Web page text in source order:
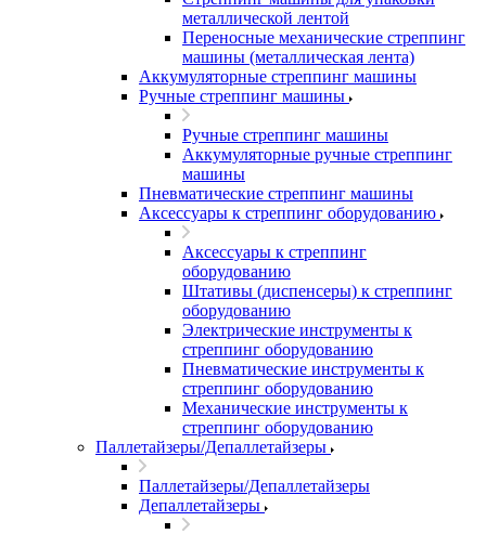
металлической лентой
Переносные механические стреппинг
машины (металлическая лента)
Аккумуляторные стреппинг машины
Ручные стреппинг машины
Ручные стреппинг машины
Аккумуляторные ручные стреппинг
машины
Пневматические стреппинг машины
Аксессуары к стреппинг оборудованию
Аксессуары к стреппинг
оборудованию
Штативы (диспенсеры) к стреппинг
оборудованию
Электрические инструменты к
стреппинг оборудованию
Пневматические инструменты к
стреппинг оборудованию
Механические инструменты к
стреппинг оборудованию
Паллетайзеры/Депаллетайзеры
Паллетайзеры/Депаллетайзеры
Депаллетайзеры